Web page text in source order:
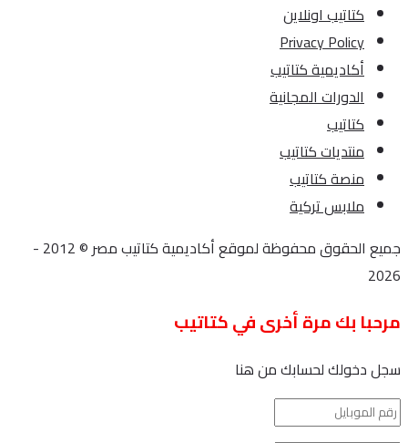
كتاتيب اونلاين
Privacy Policy
أكاديمية كتاتيب
الدورات المجانية
كتاتيب
منتديات كتاتيب
منصة كتاتيب
ملابس تركية
جميع الحقوق محفوظة لموقع أكاديمية كتاتيب مصر © 2012 -
2026
مرحبا بك مرة أخرى في كتاتيب
سجل دخولك لحسابك من هنا